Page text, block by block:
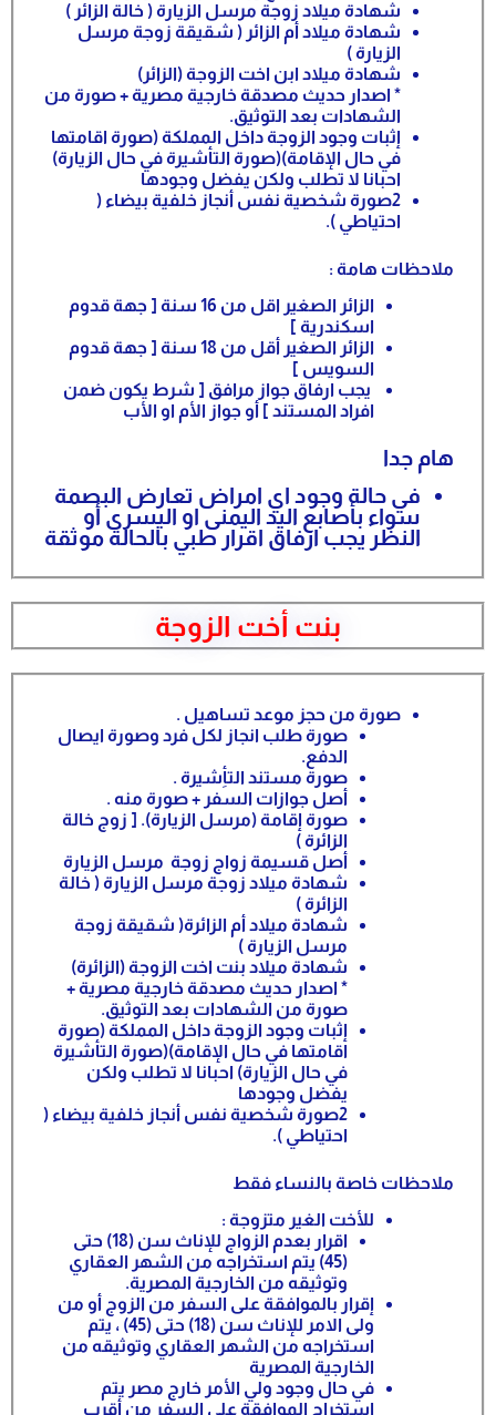
شهادة ميلاد زوجة مرسل الزيارة ( خالة الزائر )
شهادة ميلاد أم الزائر ( شقيقة زوجة مرسل
الزيارة )
شهادة ميلاد ابن اخت الزوجة (الزائر)
* اصدار حديث مصدقة خارجية مصرية + صورة من
الشهادات بعد التوثيق.
إثبات وجود الزوجة داخل المملكة (صورة اقامتها
في حال الإقامة)(صورة التأشيرة في حال الزيارة)
احبانا لا تطلب ولكن يفضل وجودها
2صورة شخصية نفس أنجاز خلفية بيضاء (
احتياطي ).
ملاحظات هامة :
الزائر الصغير اقل من 16 سنة [ جهة قدوم
اسكندرية ]
الزائر الصغير أقل من 18 سنة [ جهة قدوم
السويس ]
يجب ارفاق جواز مرافق [ شرط يكون ضمن
افراد المستند ] أو جواز الأم او الأب
هام جدا
في حالة وجود اي امراض تعارض البصمة
سواء بأصابع اليد اليمنى او اليسرى أو
النظر يجب ارفاق اقرار طبي بالحالة موثقة
بنت أخت الزوجة
صورة من حجز موعد تساهيل .
صورة طلب انجاز لكل فرد وصورة ايصال
الدفع.
صورة مستند التأِشيرة .
أصل جوازات السفر + صورة منه .
صورة إقامة (مرسل الزيارة). [ زوج خالة
الزائرة )
أصل قسيمة زواج زوجة مرسل الزيارة
شهادة ميلاد زوجة مرسل الزيارة ( خالة
الزائرة )
شهادة ميلاد أم الزائرة( شقيقة زوجة
مرسل الزيارة )
شهادة ميلاد بنت اخت الزوجة (الزائرة)
* اصدار حديث مصدقة خارجية مصرية +
صورة من الشهادات بعد التوثيق.
إثبات وجود الزوجة داخل المملكة (صورة
اقامتها في حال الإقامة)(صورة التأشيرة
في حال الزيارة) احبانا لا تطلب ولكن
يفضل وجودها
2صورة شخصية نفس أنجاز خلفية بيضاء (
احتياطي ).
ملاحظات خاصة بالنساء فقط
للأخت الغير متزوجة :
اقرار بعدم الزواج للإناث سن (18) حتى
(45) يتم استخراجه من الشهر العقاري
وتوثيقه من الخارجية المصرية.
إقرار بالموافقة على السفر من الزوج أو من
ولى الامر للإناث سن (18) حتى (45) ، يتم
استخراجه من الشهر العقاري وتوثيقه من
الخارجية المصرية
في حال وجود ولي الأمر خارج مصر يتم
استخراج الموافقة على السفر من أقرب